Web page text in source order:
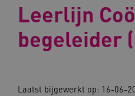
Leerlijn
begeleider
Laatst bijgewerkt op: 16-06-